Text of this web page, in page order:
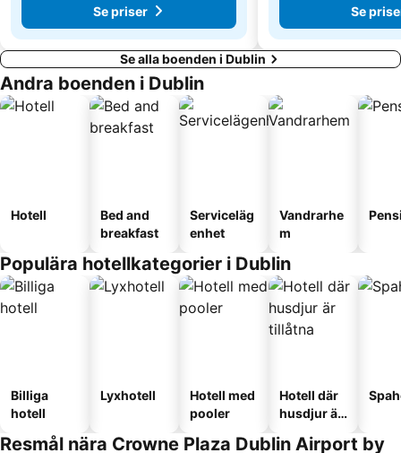
Se priser
Se
Se alla boenden i Dublin
Andra boenden i Dublin
Hotell
Bed and
breakfast
Serviceläg
enhet
Vandrarhe
m
Populära hotellkategorier i Dublin
Billiga
hotell
Lyxhotell
Hotell med
pooler
Hotell där
husdjur är
Resmål nära Crowne Plaza Dublin Airport by